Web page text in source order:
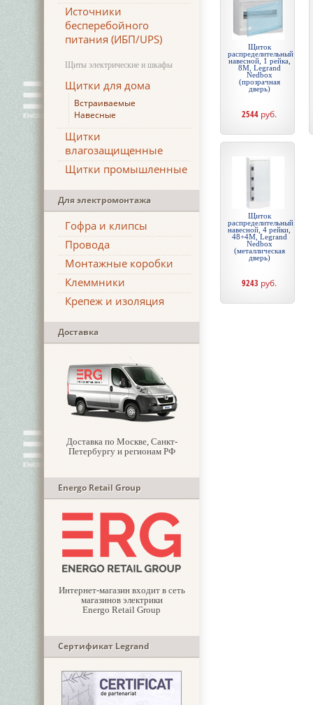
Источники
бесперебойного
питания (ИБП/UPS)
Щиты электрические и шкафы
Щитки для дома
Встраиваемые
Навесные
Щитки
влагозащищенные
Щитки промышленные
Для электромонтажа
Гофра и клипсы
Провода
Монтажные коробки
Клеммники
Крепеж и изоляция
Доставка
Доставка по Москве, Санкт-
Петербургу и регионам РФ
Energo Retail Group
Интернет-магазин входит в сеть
магазинов электрики
Energo Retail Group
Сертификат Legrand
Щиток
распределительный
навесной, 1 рейка,
8М, Legrand
Nedbox
(прозрачная
дверь)
2544 руб.
Щиток
распределительный
навесной, 4 рейки,
48+4М, Legrand
Nedbox
(металлическая
дверь)
9243 руб.